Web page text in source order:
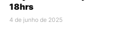
18hrs
4 de junho de 2025